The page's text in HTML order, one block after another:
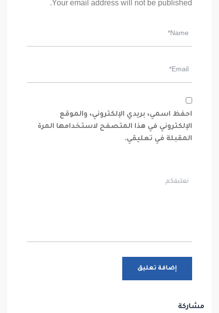
Your email address will not be published.
احفظ اسمي، بريدي الإلكتروني، والموقع
الإلكتروني في هذا المتصفح لاستخدامها المرة
المقبلة في تعليقي.
مشاركة